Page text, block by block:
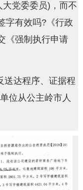
党委委员)，而不
字有效吗?《行政
《强制执行申请
送达程序、证据程
位从公主岭市人